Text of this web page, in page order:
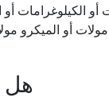
أو الكيلوغرامات
أو الميكرو
هل